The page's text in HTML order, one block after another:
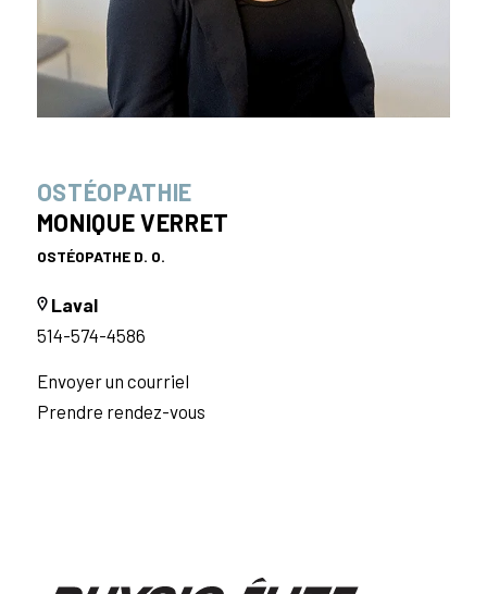
OSTÉOPATHIE
MONIQUE VERRET
OSTÉOPATHE D. O.
Laval
514-574-4586
Envoyer un courriel
Prendre rendez-vous